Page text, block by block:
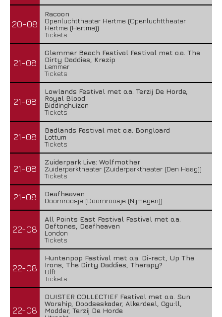
20-08
Racoon
Openluchttheater Hertme (Openluchttheater
Hertme (Hertme))
Tickets
21-08
Glemmer Beach Festival Festival met o.a. The
Dirty Daddies, Krezip
Lemmer
Tickets
21-08
Lowlands Festival met o.a. Terzij De Horde,
Royal Blood
Biddinghuizen
Tickets
21-08
Badlands Festival met o.a. Bongloard
Lottum
Tickets
21-08
Zuiderpark Live: Wolfmother
Zuiderparktheater (Zuiderparktheater (Den Haag))
Tickets
21-08
Deafheaven
Doornroosje (Doornroosje (Nijmegen))
22-08
All Points East Festival Festival met o.a.
Deftones, Deafheaven
London
Tickets
22-08
Huntenpop Festival met o.a. Di-rect, Up The
Irons, The Dirty Daddies, Therapy?
Ulft
Tickets
22-08
DUISTER COLLECTIEF Festival met o.a. Sun
Worship, Doodseskader, Alkerdeel, Ggu:ll,
Modder, Terzij De Horde